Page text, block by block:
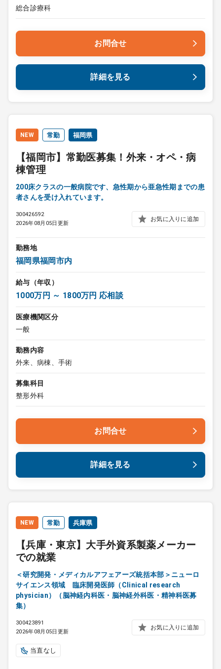
総合診療科
お問合せ
詳細を見る
NEW 常勤 福岡県
【福岡市】常勤医募集！外来・オペ・病
棟管理
200床クラスの一般病院です、急性期から亜急性期までの患
者さんを受け入れています。
300426592
2026年08月05日更新
お気に入りに追加
勤務地
福岡県福岡市内
給与（年収）
1000万円 ～ 1800万円 応相談
医療機関区分
一般
勤務内容
外来、病棟、手術
募集科目
整形外科
お問合せ
詳細を見る
NEW 常勤 兵庫県
【兵庫・東京】大手外資系製薬メーカー
での就業
＜研究開発・メディカルアフェアーズ統括本部＞ニューロ
サイエンス領域 臨床開発医師（Clinical research
physician）（脳神経内科医・脳神経外科医・精神科医募
集）
300423891
2026年08月05日更新
お気に入りに追加
当直なし